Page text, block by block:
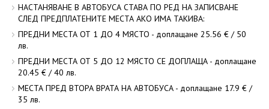
НАСТАНЯВАНЕ В АВТОБУСА СТАВА ПО РЕД НА ЗАПИСВАНЕ
СЛЕД ПРЕДПЛАТЕНИТЕ МЕСТА АКО ИМА ТАКИВА:
ПРЕДНИ МЕСТА ОТ 1 ДО 4 МЯСТО - доплащане 25.56 € / 50
лв.
ПРЕДНИ МЕСТА ОТ 5 ДО 12 МЯСТО СЕ ДОПЛАЩА - доплащане
20.45 € / 40 лв.
МЕСТА ПРЕД ВТОРА ВРАТА НА АВТОБУСА - доплащане 17.9 € /
35 лв.